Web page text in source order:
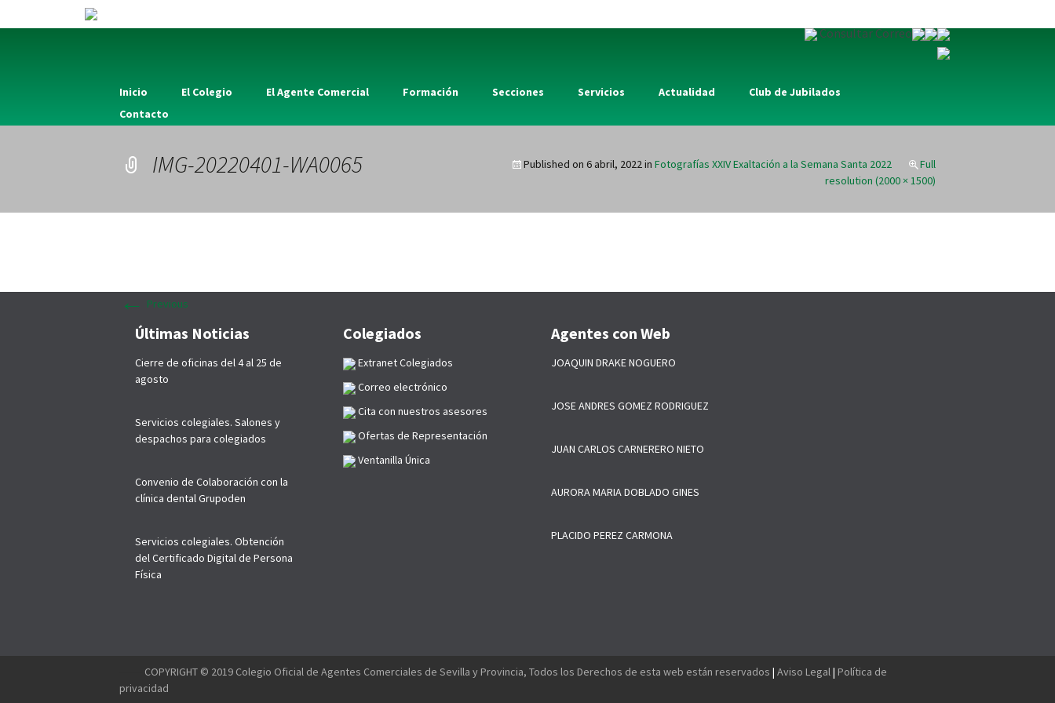
Consultar Correo
Skip
content
Inicio El Colegio El Agente Comercial Formación Secciones Servicios Actualidad
Club de Jubilados
Contacto
IMG-20220401-WA0065 Published on 6 abril, 2022in Fotografías XXIV Exaltación a la Semana Santa 2022
Full
resolution (2000 × 1500)
← Previous
Últimas Noticias
Cierre de oficinas del 4 al 25 de
agosto
Servicios colegiales. Salones y
despachos para colegiados
Convenio de Colaboración con la
clínica dental Grupoden
Servicios colegiales. Obtención
del Certificado Digital de Persona
Física
Colegiados
Extranet Colegiados
Correo electrónico
Cita con nuestros asesores
Ofertas de Representación
Ventanilla Única
Agentes con Web
JOAQUIN DRAKE NOGUERO
JOSE ANDRES GOMEZ RODRIGUEZ
JUAN CARLOS CARNERERO NIETO
AURORA MARIA DOBLADO GINES
PLACIDO PEREZ CARMONA
COPYRIGHT © 2019 Colegio Oficial de Agentes Comerciales de Sevilla y Provincia, Todos los Derechos de esta web están reservados | Aviso Legal| Política de
privacidad